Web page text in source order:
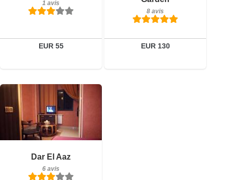
1 avis
EUR 55
Réserver
8 avis
EUR 130
Détails
Réserver
Dar El Aaz
6 avis